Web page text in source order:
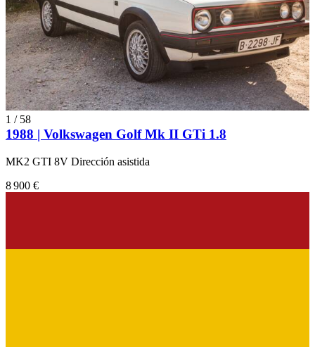
1 / 58
1988 | Volkswagen Golf Mk II GTi 1.8
MK2 GTI 8V Dirección asistida
8 900 €